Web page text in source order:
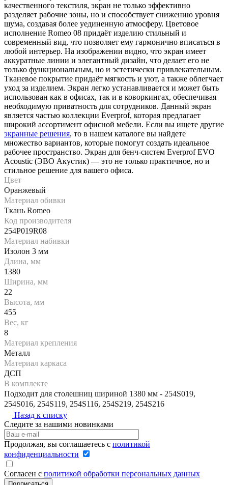
качественного текстиля, экран не только эффективно
разделяет рабочие зоны, но и способствует снижению уровня
шума, создавая более уединенную атмосферу. Цветовое
исполнение Romeo 08 придаёт изделию стильный и
современный вид, что позволяет ему гармонично вписаться в
любой интерьер. На изображении видно, что экран имеет
аккуратные линии и элегантный дизайн, что делает его не
только функциональным, но и эстетически привлекательным.
Тканевое покрытие придаёт мягкость и уют, а также облегчает
уход за изделием. Экран легко устанавливается и может быть
использован как в офисах, так и в коворкингах, обеспечивая
необходимую приватность для сотрудников. Данный экран
является частью коллекции Everprof, которая предлагает
широкий ассортимент офисной мебели. Если вы ищете другие
экранные решения, то в нашем каталоге вы найдете
множество вариантов, которые помогут создать идеальное
рабочее пространство. Экран для бенч-систем Everprof EVO
Acoustic (ЭВО Акустик) — это не только практичное, но и
стильное решение для вашего офиса.
Цвет
Оранжевый
Материал обивки
Ткань Romeo
Код производителя
254P019R08
Материал набивки
Изолон 3 мм
Длина, мм
1380
Ширина, мм
22
Высота, мм
455
Вес, кг
8
Материал крепления
Металл
Материал каркаса
ДСП
В комплекте
Подходит для столешниц шириной 1380 мм - 254S019,
254S016, 254S119, 254S116, 254S219, 254S216
Назад к списку
Следите за нашими новинками
Продолжая, вы соглашаетесь с политикой
конфиденциальности
Согласен с политикой обработки персональных данных